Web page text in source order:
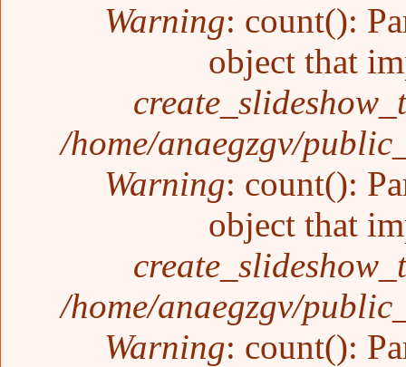
Warning: count():
object that
/home/anaegzgv/
Warning: count():
object that
/home/anaegzgv/
Warning: count():